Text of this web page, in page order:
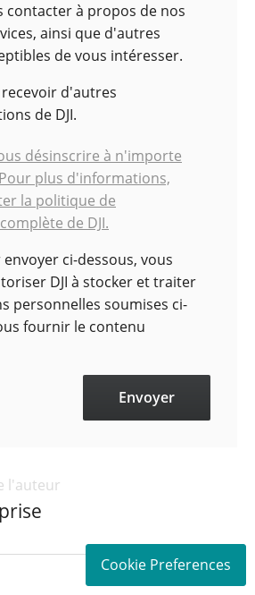
contacter à propos de nos
ainsi que d'autres
de vous intéresser.
recevoir d'autres
de DJI.
désinscrire à n'importe
plus d'informations,
la politique de
de DJI.
ci-dessous, vous
DJI à stocker et traiter
personnelles soumises ci-
fournir le contenu
l'auteur
Cookie Preferences